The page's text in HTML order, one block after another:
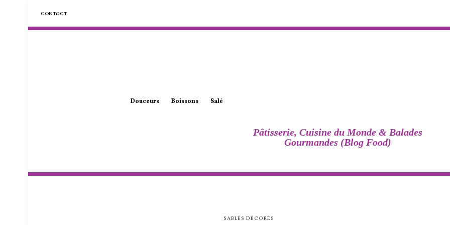
CONTACT
Douceurs Boissons Salé
Pâtisserie, Cuisine du Monde & Balades
Gourmandes (Blog Food)
SABLÉS DÉCORÉS